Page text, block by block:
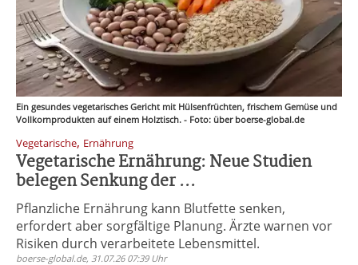
Ein gesundes vegetarisches Gericht mit Hülsenfrüchten, frischem Gemüse und
Vollkornprodukten auf einem Holztisch. - Foto: über boerse-global.de
Vegetarische, Ernährung
Vegetarische Ernährung: Neue Studien
belegen Senkung der ...
Pflanzliche Ernährung kann Blutfette senken,
erfordert aber sorgfältige Planung. Ärzte warnen vor
Risiken durch verarbeitete Lebensmittel.
boerse-global.de, 31.07.26 07:39 Uhr